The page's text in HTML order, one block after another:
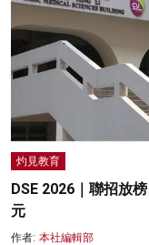
灼見教育
DSE 2026｜聯招放
元
作者: 本社編輯部